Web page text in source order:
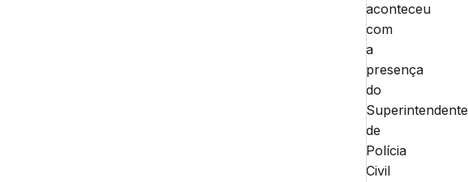
aconteceu
com
a
presença
do
Superintendente
de
Polícia
Civil